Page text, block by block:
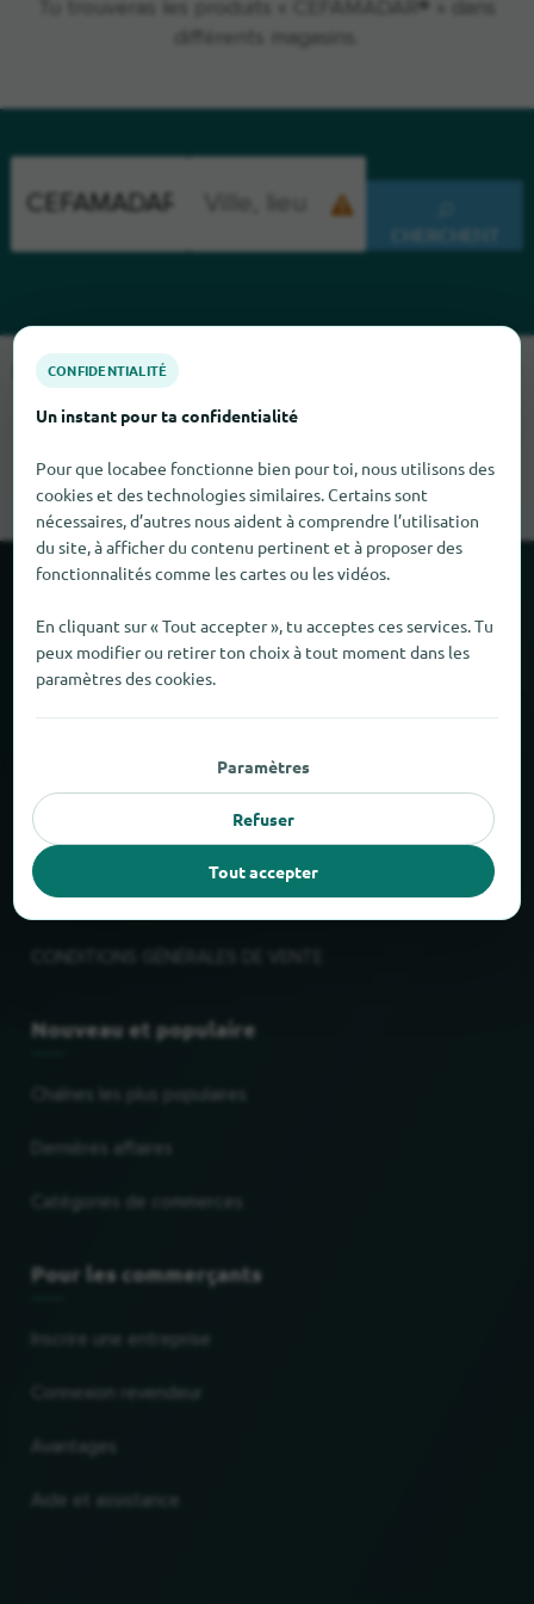
Tu trouveras les produits « CEFAMADAR® » dans
CHERCHENT
Malheureusement, nous ne pouvons pas trouver CEFAMADAR
serions heureux que tu nous le dises.
Faits et chiffres
Partenaires
Mentions légales
Confidentialité
Nouveau et populaire
Pour les commerçants
Avantages
CONFIDENTIALITÉ
Un instant pour ta confidentialité
Pour que locabee fonctionne bien pour toi, nous utilisons des
cookies et des technologies similaires. Certains sont
nécessaires, d’autres nous aident à comprendre l’utilisation
du site, à afficher du contenu pertinent et à proposer des
fonctionnalités comme les cartes ou les vidéos.
En cliquant sur « Tout accepter », tu acceptes ces services. Tu
peux modifier ou retirer ton choix à tout moment dans les
paramètres des cookies.
Paramètres
Refuser
Tout accepter